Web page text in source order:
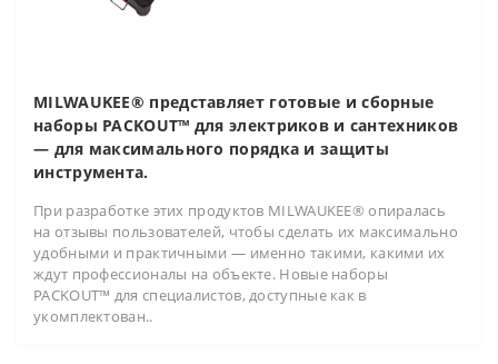
MILWAUKEE® представляет готовые и сборные
наборы PACKOUT™ для электриков и сантехников
— для максимального порядка и защиты
инструмента.
При разработке этих продуктов MILWAUKEE® опиралась
на отзывы пользователей, чтобы сделать их максимально
удобными и практичными — именно такими, какими их
ждут профессионалы на объекте. Новые наборы
PACKOUT™ для специалистов, доступные как в
укомплектован..